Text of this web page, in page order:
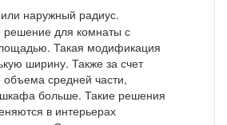
наружный радиус.
для комнаты с
Такая модификация
ширину. Также за счет
объема средней части,
больше. Такие решения
в интерьерах